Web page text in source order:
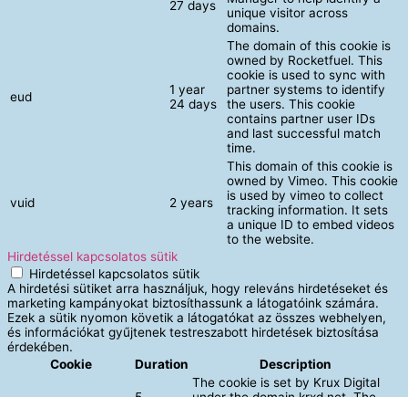
27 days
unique visitor across
domains.
eud
1 year
24 days
The domain of this cookie is
owned by Rocketfuel. This
cookie is used to sync with
partner systems to identify
the users. This cookie
contains partner user IDs
and last successful match
time.
vuid 2 years
This domain of this cookie is
owned by Vimeo. This cookie
is used by vimeo to collect
tracking information. It sets
a unique ID to embed videos
to the website.
Hirdetéssel kapcsolatos sütik
Hirdetéssel kapcsolatos sütik
A hirdetési sütiket arra használjuk, hogy releváns hirdetéseket és
marketing kampányokat biztosíthassunk a látogatóink számára.
Ezek a sütik nyomon követik a látogatókat az összes webhelyen,
és információkat gyűjtenek testreszabott hirdetések biztosítása
érdekében.
Cookie
Duration Description
The cookie is set by Krux Digital